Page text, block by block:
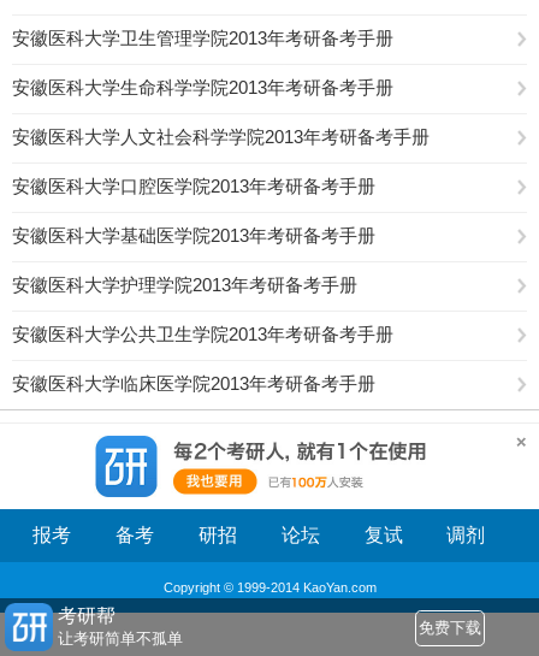
安徽医科大学卫生管理学院2013年考研备考手册
安徽医科大学生命科学学院2013年考研备考手册
安徽医科大学人文社会科学学院2013年考研备考手册
安徽医科大学口腔医学院2013年考研备考手册
安徽医科大学基础医学院2013年考研备考手册
安徽医科大学护理学院2013年考研备考手册
安徽医科大学公共卫生学院2013年考研备考手册
安徽医科大学临床医学院2013年考研备考手册
报考 备考 研招 论坛 复试 调剂
Copyright © 1999-2014 KaoYan.com
考研帮
让考研简单不孤单
免费下载